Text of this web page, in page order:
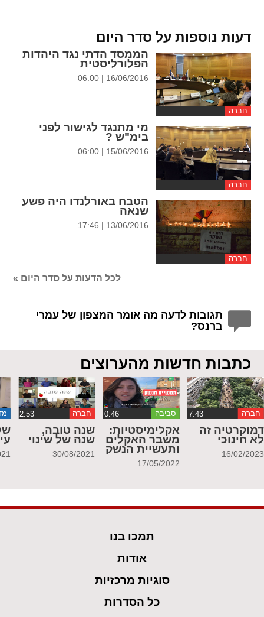
דעות נוספות על סדר היום
חברה
הממסד הדתי נגד היהדות
הפלורליסטית
16/06/2016 | 06:00
חברה
מי מתנגד לגישור לפני
בימ"ש ?
15/06/2016 | 06:00
חברה
הטבח באורלנדו היה פשע
שנאה
13/06/2016 | 17:46
לכל הדעות על סדר היום »
תגובות לדעה מה אומר המצפון של עמרי
ברנס?
כתבות חדשות מהערוצים
חברה
דמוקרטיה זה
לא חינוכי
16/02/2023
סביבה ‏0:46
אקלימיסטיות:
משבר האקלים
ותעשיית הנשק
17/05/2022
חברה
שנה טובה,
שנה של שינוי
30/08/2021
תמכו בנו
אודות
סוגיות מרכזיות
כל הסדרות